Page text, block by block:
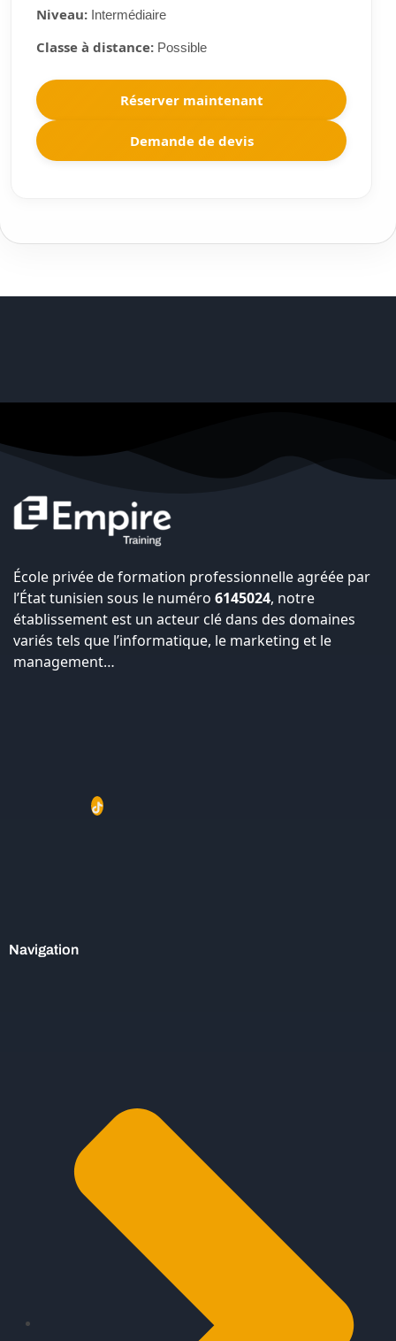
Niveau:Intermédiaire
Classe à distance:Possible
Réserver maintenant
Demande de devis
École privée de formation professionnelle agréée par
l’État tunisien sous le numéro 6145024, notre
établissement est un acteur clé dans des domaines
variés tels que l’informatique, le marketing et le
management…
Navigation